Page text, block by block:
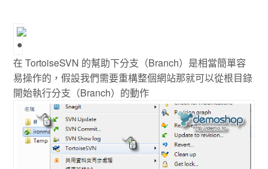
在 TortoiseSVN 的幫助下分支（Branch）是相當簡單容
易操作的，假設我們需要重構整個網站那就可以從根目錄
開始執行分支（Branch）的動作